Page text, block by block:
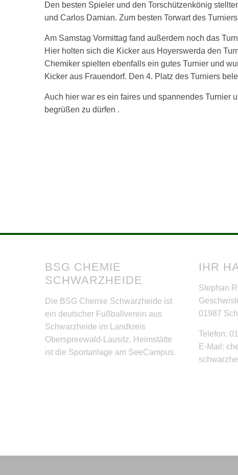
Den besten Spieler und den Torschützenkönig
und Carlos Damian. Zum besten Torwart des Turniers
Am Samstag Vormittag fand außerdem noch das
Hier holten sich die Kicker aus Hoyerswerda den
Chemiker spielten ebenfalls ein gutes Turnier und
Kicker aus Frauendorf. Den 4. Platz des Turniers
Auch hier war es ein faires und spannendes Turnier
begrüßen zu dürfen .
BSG CHEMIE
SCHWARZHEIDE
Die BSG Chemie Schwarzheide ist
ein deutscher Fußballverein aus
Schwarzheide im Landkreis
Oberspreewald-Lausitz. Heimstätte
ist die Sportanlage am SeeCampus.
IHR
Stephan
01987
Telefon:
E-Mail: